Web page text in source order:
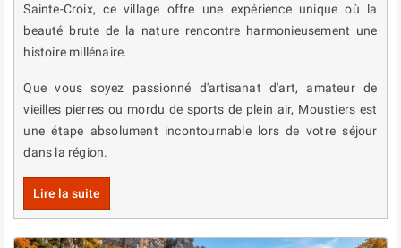
Sainte-Croix, ce village offre une expérience unique où la
beauté brute de la nature rencontre harmonieusement une
histoire millénaire.
Que vous soyez passionné d'artisanat d'art, amateur de
vieilles pierres ou mordu de sports de plein air, Moustiers est
une étape absolument incontournable lors de votre séjour
dans la région.
Lire la suite